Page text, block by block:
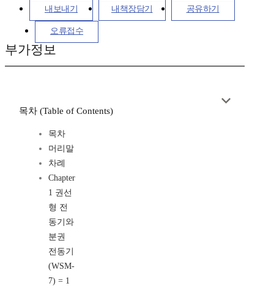
내보내기 내책장담기 공유하기
오류접수
부가정보
목차 (Table of Contents)
목차
머리말
차례
Chapter
1 권선
형 전
동기와
분권
전동기
(WSM-
7) = 1